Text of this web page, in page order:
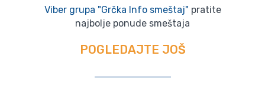
Viber grupa "Grčka Info smeštaj" pratite
najbolje ponude smeštaja
POGLEDAJTE JOŠ